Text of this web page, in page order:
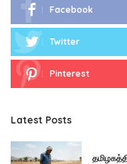
Facebook
Twitter
Pinterest
Latest Posts